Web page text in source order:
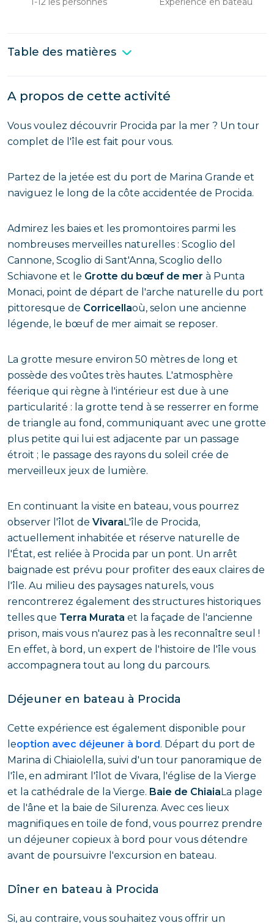
Table des matières
A propos de cette activité
Vous voulez découvrir Procida par la mer ? Un tour
complet de l'île est fait pour vous.
Partez de la jetée est du port de Marina Grande et
naviguez le long de la côte accidentée de Procida.
Admirez les baies et les promontoires parmi les
nombreuses merveilles naturelles : Scoglio del
Cannone, Scoglio di Sant'Anna, Scoglio dello
Schiavone et le Grotte du bœuf de mer à Punta
Monaci, point de départ de l'arche naturelle du port
pittoresque de Corricellaoù, selon une ancienne
légende, le bœuf de mer aimait se reposer.
La grotte mesure environ 50 mètres de long et
possède des voûtes très hautes. L'atmosphère
féerique qui règne à l'intérieur est due à une
particularité : la grotte tend à se resserrer en forme
de triangle au fond, communiquant avec une grotte
plus petite qui lui est adjacente par un passage
étroit ; le passage des rayons du soleil crée de
merveilleux jeux de lumière.
En continuant la visite en bateau, vous pourrez
observer l'îlot de VivaraL'île de Procida,
actuellement inhabitée et réserve naturelle de
l'État, est reliée à Procida par un pont. Un arrêt
baignade est prévu pour profiter des eaux claires de
l'île. Au milieu des paysages naturels, vous
rencontrerez également des structures historiques
telles que Terra Murata et la façade de l'ancienne
prison, mais vous n'aurez pas à les reconnaître seul !
En effet, à bord, un expert de l'histoire de l'île vous
accompagnera tout au long du parcours.
Déjeuner en bateau à Procida
Cette expérience est également disponible pour
leoption avec déjeuner à bord. Départ du port de
Marina di Chiaiolella, suivi d'un tour panoramique de
l'île, en admirant l'îlot de Vivara, l'église de la Vierge
et la cathédrale de la Vierge. Baie de ChiaiaLa plage
de l'âne et la baie de Silurenza. Avec ces lieux
magnifiques en toile de fond, vous pourrez prendre
un déjeuner copieux à bord pour vous détendre
avant de poursuivre l'excursion en bateau.
Dîner en bateau à Procida
Si, au contraire, vous souhaitez vous offrir un